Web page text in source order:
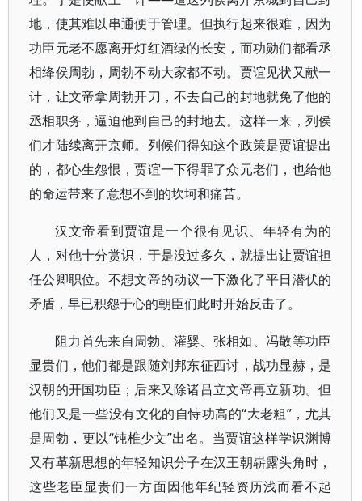
地，使其难以串通便于管理。但执行起来很难，因为
功臣元老不愿离开灯红酒绿的长安，而功勋们都看丞
相绛侯周勃，周勃不动大家都不动。贾谊见状又献一
计，让文帝拿周勃开刀，不去自己的封地就免了他的
丞相职务，逼迫他到自己的封地去。这样一来，列侯
们才陆续离开京师。列候们得知这个政策是贾谊提出
的，都心生怨恨，贾谊一下得罪了众元老们，也给他
的命运带来了意想不到的坎坷和痛苦。
汉文帝看到贾谊是一个很有见识、年轻有为的
人，对他十分赏识，于是没过多久，就提出让贾谊担
任公卿职位。不想文帝的动议一下激化了平日潜伏的
矛盾，早已积怨于心的朝臣们此时开始反击了。
阻力首先来自周勃、灌婴、张相如、冯敬等功臣
显贵们，他们都是跟随刘邦东征西讨，战功显赫，是
汉朝的开国功臣；后来又除诸吕立文帝再立新功。但
他们又是一些没有文化的自恃功高的“大老粗”，尤其
是周勃，更以“钝椎少文”出名。当贾谊这样学识渊博
又有革新思想的年轻知识分子在汉王朝崭露头角时，
这些老臣显贵们一方面因他年纪轻资历浅而看不起